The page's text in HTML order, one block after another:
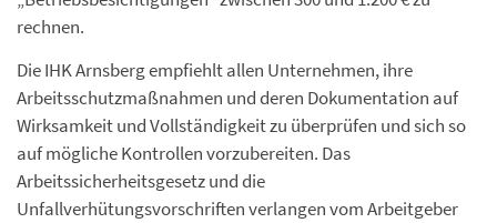
rechnen.
Die IHK Arnsberg empfiehlt allen Unternehmen, ihre
Arbeitsschutzmaßnahmen und deren Dokumentation auf
Wirksamkeit und Vollständigkeit zu überprüfen und sich so
auf mögliche Kontrollen vorzubereiten. Das
Arbeitssicherheitsgesetz und die
Unfallverhütungsvorschriften verlangen vom Arbeitgeber